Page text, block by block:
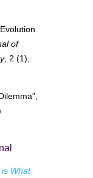
of
, 2 (1),
What